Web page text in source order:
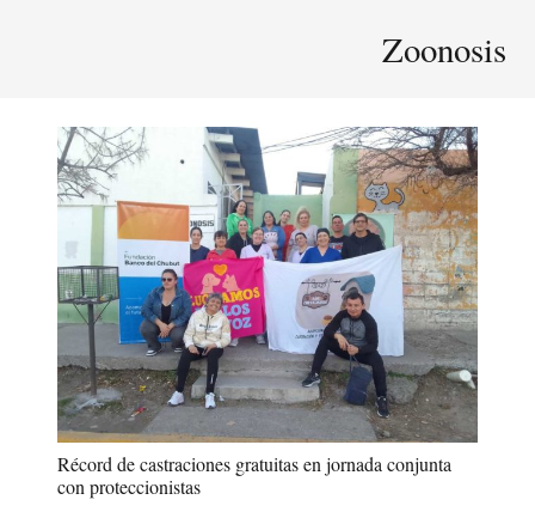
Zoonosis
Récord de castraciones gratuitas en jornada conjunta
con proteccionistas